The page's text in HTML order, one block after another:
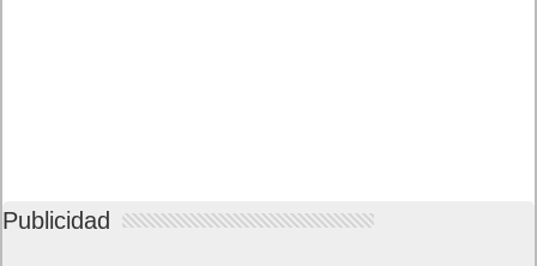
Publicidad